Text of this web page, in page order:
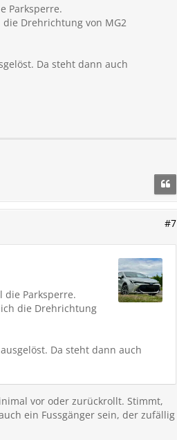
Parksperre.
Drehrichtung von MG2
Da steht dann auch
#7
die Parksperre.
die Drehrichtung
Da steht dann auch
vor oder zurückrollt. Stimmt,
ein Fussgänger sein, der zufällig